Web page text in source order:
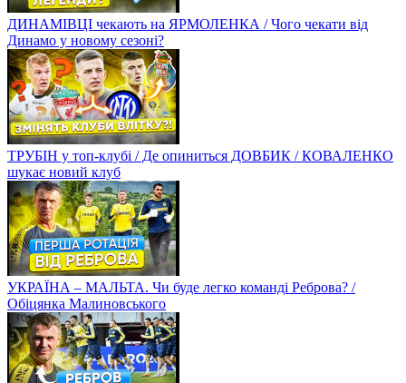
ДИНАМІВЦІ чекають на ЯРМОЛЕНКА / Чого чекати від
Динамо у новому сезоні?
ТРУБІН у топ-клубі / Де опиниться ДОВБИК / КОВАЛЕНКО
шукає новий клуб
УКРАЇНА – МАЛЬТА. Чи буде легко команді Реброва? /
Обіцянка Малиновського